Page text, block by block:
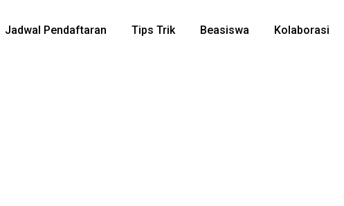
Jadwal Pendaftaran Tips Trik Beasiswa Kolaborasi